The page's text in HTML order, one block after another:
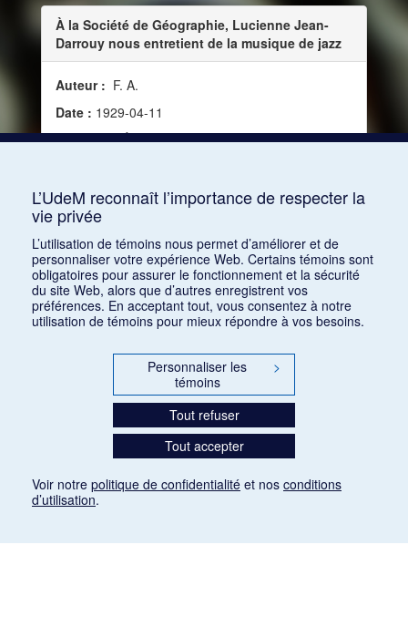
À la Société de Géographie, Lucienne Jean-
Darrouy nous entretient de la musique de jazz
Auteur : F. A.
Date : 1929-04-11
Source :L'Écho d’Alger, vol. 18, no 7125 (11 avril
L’UdeM reconnaît l’importance de respecter la
vie privée
L’utilisation de témoins nous permet d’améliorer et de
personnaliser votre expérience Web. Certains témoins sont
obligatoires pour assurer le fonctionnement et la sécurité
du site Web, alors que d’autres enregistrent vos
préférences. En acceptant tout, vous consentez à notre
utilisation de témoins pour mieux répondre à vos besoins.
Personnaliser les
témoins
>
Tout refuser
Tout accepter
Voir notre politique de confidentialité et nos conditions
d’utilisation.